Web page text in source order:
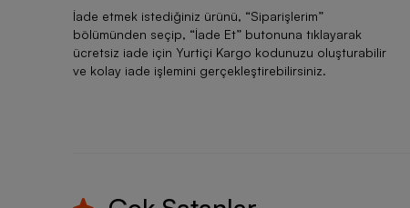
İade etmek istediğiniz ürünü, “Siparişlerim”
bölümünden seçip, “İade Et” butonuna tıklayarak
ücretsiz iade için Yurtiçi Kargo kodunuzu oluşturabilir
ve kolay iade işlemini gerçekleştirebilirsiniz.